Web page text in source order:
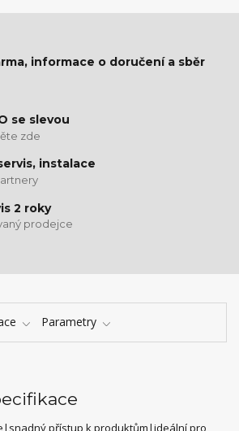
informace o doručení a sběr
se slevou
zde
instalace
2 roky
prodejce
Parametry
přístup k produktům|ideální pro